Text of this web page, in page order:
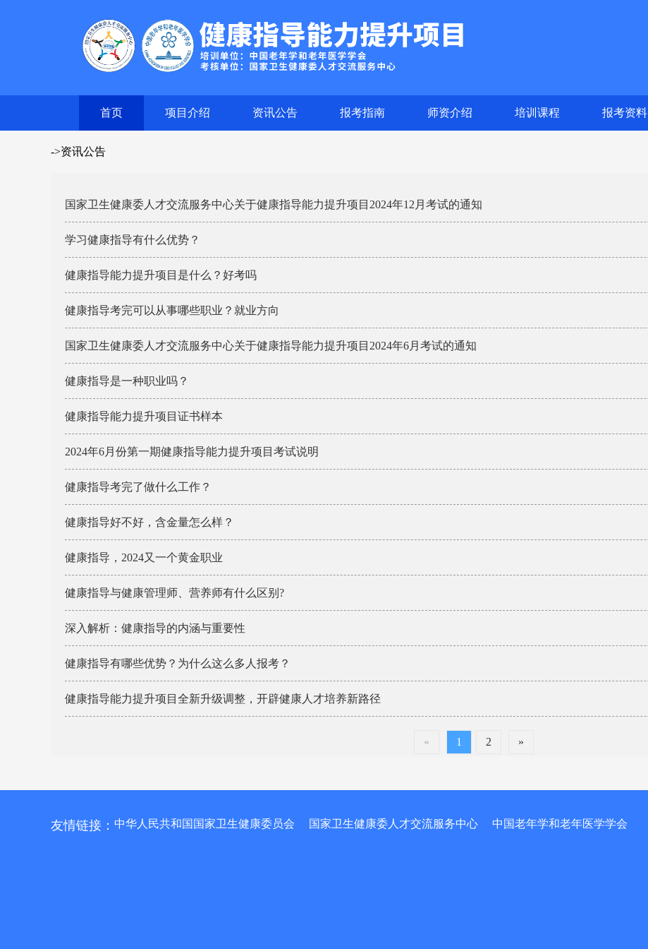
首页 项目介绍 资讯公告 报考指南 师资介绍 培训课程 报考资料
->资讯公告
国家卫生健康委人才交流服务中心关于健康指导能力提升项目2024年12月考试的通知
学习健康指导有什么优势？
健康指导能力提升项目是什么？好考吗
健康指导考完可以从事哪些职业？就业方向
国家卫生健康委人才交流服务中心关于健康指导能力提升项目2024年6月考试的通知
健康指导是一种职业吗？
健康指导能力提升项目证书样本
2024年6月份第一期健康指导能力提升项目考试说明
健康指导考完了做什么工作？
健康指导好不好，含金量怎么样？
健康指导，2024又一个黄金职业
健康指导与健康管理师、营养师有什么区别?
深入解析：健康指导的内涵与重要性
健康指导有哪些优势？为什么这么多人报考？
健康指导能力提升项目全新升级调整，开辟健康人才培养新路径
« 1 2 »
友情链接： 中华人民共和国国家卫生健康委员会 国家卫生健康委人才交流服务中心 中国老年学和老年医学学会